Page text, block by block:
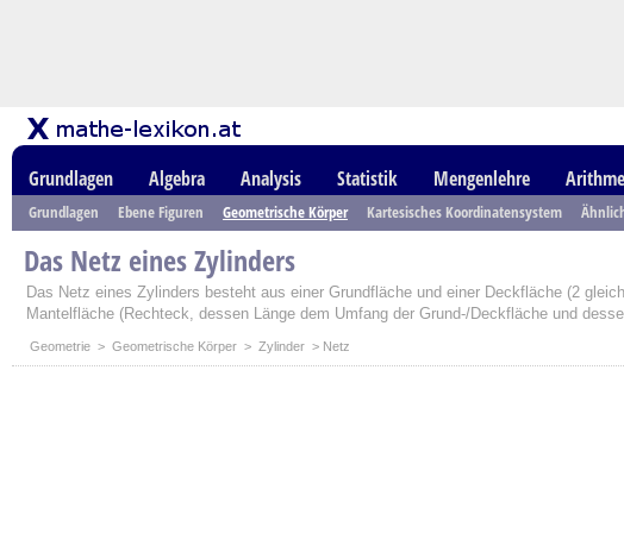
Grundlagen Algebra Analysis Statistik Mengenlehre
Grundlagen Ebene Figuren Geometrische Körper Kartesisches Koordinatensystem
Das Netz eines Zylinders
Das Netz eines Zylinders besteht aus einer Grundfläche und einer Deckfläche (2
Mantelfläche (Rechteck, dessen Länge dem Umfang der Grund-/Deckfläche und
Geometrie > Geometrische Körper > Zylinder > Netz